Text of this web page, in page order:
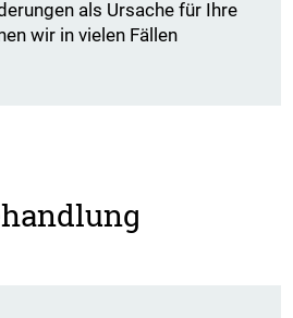
als Ursache für Ihre
wir in vielen Fällen